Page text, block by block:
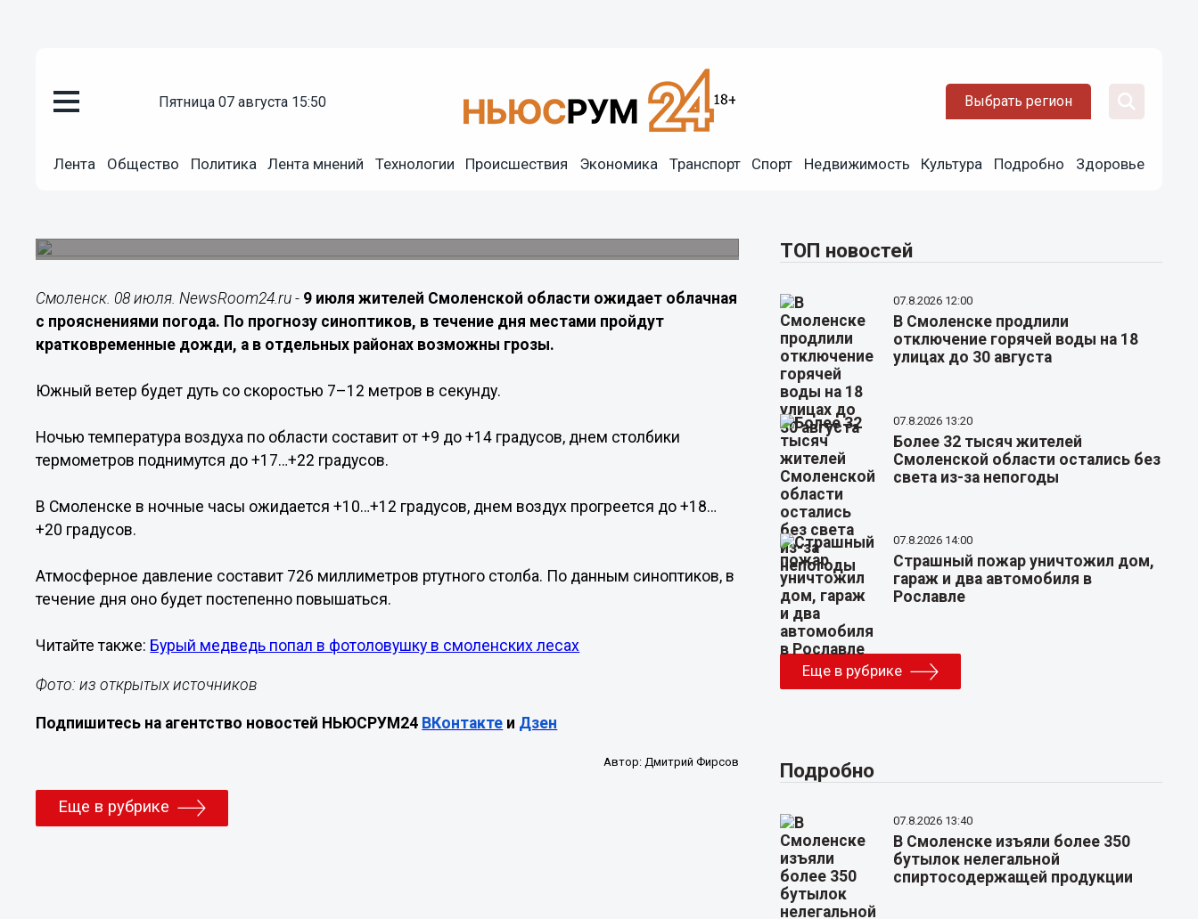
пятница 07 августа 15:50 Выбрать регион
Лента Общество Политика Лента мнений Технологии Происшествия Экономика Транспорт Спорт Недвижимость Культура Подробно Здоровье
Синоптики прогнозируют дожди и грозы в Смоленской
Смоленск. 08 июля. NewsRoom24.ru - 9 июля жителей Смоленской области ожидает облачная
с прояснениями погода. По прогнозу синоптиков, в течение дня местами пройдут
кратковременные дожди, а в отдельных районах возможны грозы.
Южный ветер будет дуть со скоростью 7–12 метров в секунду.
Ночью температура воздуха по области составит от +9 до +14 градусов, днем столбики
термометров поднимутся до +17…+22 градусов.
В Смоленске в ночные часы ожидается +10…+12 градусов, днем воздух прогреется до +18…
+20 градусов.
Атмосферное давление составит 726 миллиметров ртутного столба. По данным синоптиков, в
течение дня оно будет постепенно повышаться.
Читайте также: Бурый медведь попал в фотоловушку в смоленских лесах
Фото: из открытых источников
Подпишитесь на агентство новостей НЬЮСРУМ24 ВКонтакте и Дзен
Автор: Дмитрий Фирсов
Еще в рубрике
ТОП новостей
07.8.2026 12:00
В Смоленске продлили
отключение горячей воды на 18
улицах до 30 августа
07.8.2026 13:20
Более 32 тысяч жителей
Смоленской области остались без
света из-за непогоды
07.8.2026 14:00
Страшный пожар уничтожил дом,
гараж и два автомобиля в
Рославле
Еще в рубрике
Подробно
07.8.2026 13:40
В Смоленске изъяли более 350
бутылок нелегальной
спиртосодержащей продукции